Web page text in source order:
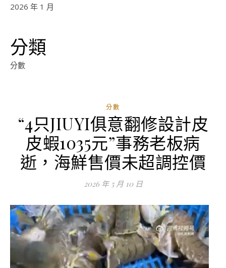
2026 年 1 月
分類
分數
分數
“4只JIUYI俱意翻修設計皮
皮蝦1035元”事務老板病
逝，海鮮售價未超調控價
2026 年 5 月 10 日